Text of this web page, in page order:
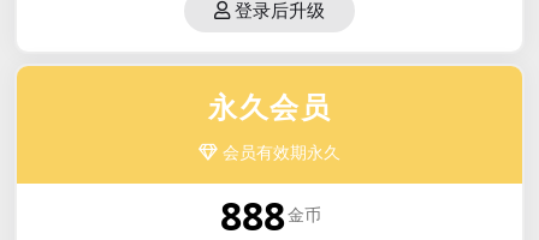
登录后升级
永久会员
会员有效期永久
888金币